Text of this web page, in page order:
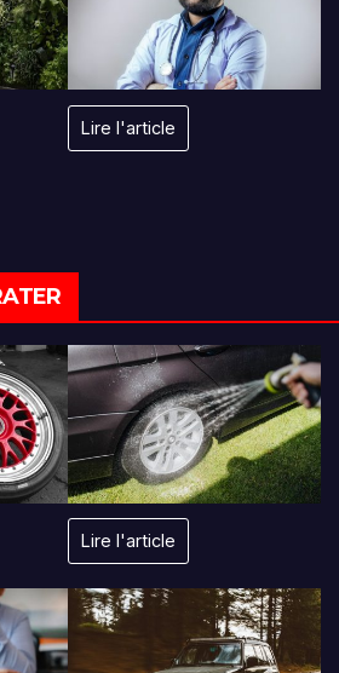
Lire l'article
Lire l'article